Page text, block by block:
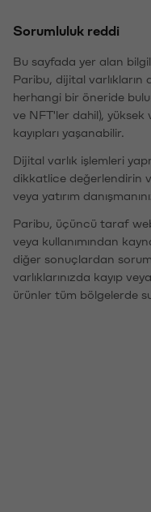
Sorumluluk reddi
Bu sayfada yer alan
Paribu, dijital varlıkların
herhangi bir öneride
ve NFT'ler dahil),
kayıpları yaşanabilir.
Dijital varlık işlemleri
dikkatlice değerlendirin
veya yatırım
Paribu, üçüncü taraf
veya kullanımından
diğer sonuçlardan
varlıklarınızda kayıp
ürünler tüm bölgelerde